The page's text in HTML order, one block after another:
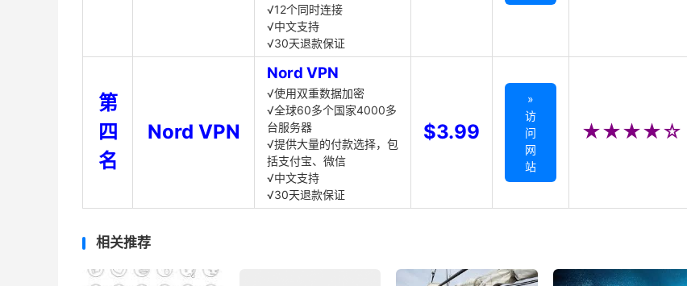
√12个同时连接
√中文支持
√30天退款保证
第
四
名
Nord VPN
Nord VPN
√使用双重数据加密
√全球60多个国家4000多
台服务器
√提供大量的付款选择，包
括支付宝、微信
√中文支持
√30天退款保证
$3.99
»
访
问
网
站
★★★★☆
相关推荐